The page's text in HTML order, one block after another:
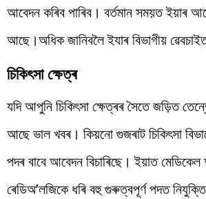
আবেদন কৰিব পাৰিব। বৰ্তমান সময়ত ইয়াৰ
আছে।অধিক জানিবলৈ ইযাৰ বিভাগীয়
চিকিৎসা ক্ষেত্ৰ
যদি আপুনি চিকিৎসা ক্ষেত্ৰৰ সৈতে জড়িত
আছে ভাল খবৰ। কিয়নো গুজৰাট চিকিৎসা
পদৰ বাবে আবেদন বিচাৰিছে। ইয়াত মেডিকেল
ৰেডিঅ’লজিকে ধৰি বহু গুৰুত্বপূৰ্ণ পদত